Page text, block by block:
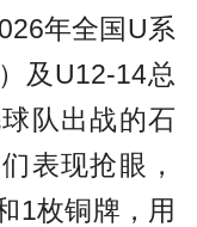
年全国U系
及U12-14总
队出战的石
表现抢眼，
1枚铜牌，用